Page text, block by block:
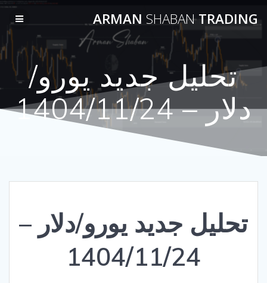
to
content
ARMAN SHABANTRADING
تحلیل جدید یورو/
دلار – 1404/11/24
تحلیل جدید یورو/دلار –
1404/11/24